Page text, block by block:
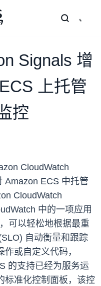
Signals 增
上托管
控
CloudWatch
Amazon ECS 中托管
CloudWatch
中的一项应用
可以轻松地根据最重
自动衡量和跟踪
或自定义代码，
的支持已经为服务运
标准化控制面板，该控